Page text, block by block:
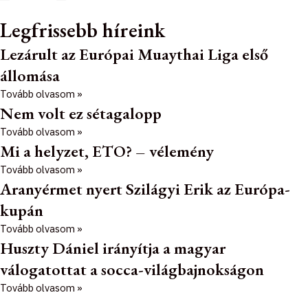
Legfrissebb híreink
Lezárult az Európai Muaythai Liga első
állomása
Tovább olvasom »
Nem volt ez sétagalopp
Tovább olvasom »
Mi a helyzet, ETO? – vélemény
Tovább olvasom »
Aranyérmet nyert Szilágyi Erik az Európa-
kupán
Tovább olvasom »
Huszty Dániel irányítja a magyar
válogatottat a socca-világbajnokságon
Tovább olvasom »